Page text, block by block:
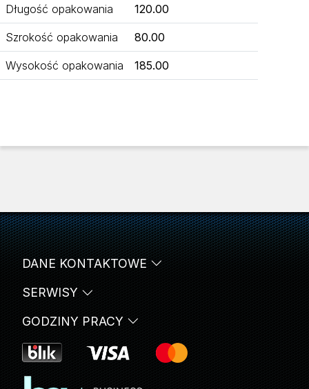
Długość opakowania 120.00
Szrokość opakowania 80.00
Wysokość opakowania 185.00
SERWISY
DANE KONTAKTOWE
GODZINY PRACY